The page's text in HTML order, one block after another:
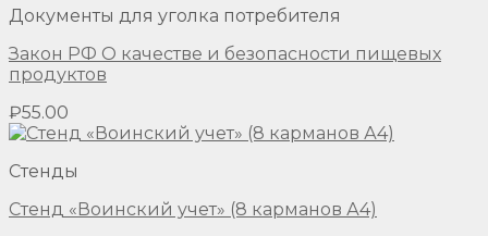
Документы для уголка потребителя
Закон РФ О качестве и безопасности пищевых
продуктов
₽55.00
Стенды
Стенд «Воинский учет» (8 карманов А4)